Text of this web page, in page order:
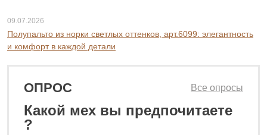
09.07.2026
Полупальто из норки светлых оттенков, арт.6099: элегантность
и комфорт в каждой детали
ОПРОС
Какой мех вы предпочитаете
?
Все опросы